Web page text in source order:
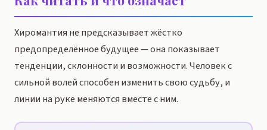
Хиромантия не предсказывает жёстко
предопределённое будущее — она показывает
тенденции, склонности и возможности. Человек с
сильной волей способен изменить свою судьбу, и
линии на руке меняются вместе с ним.